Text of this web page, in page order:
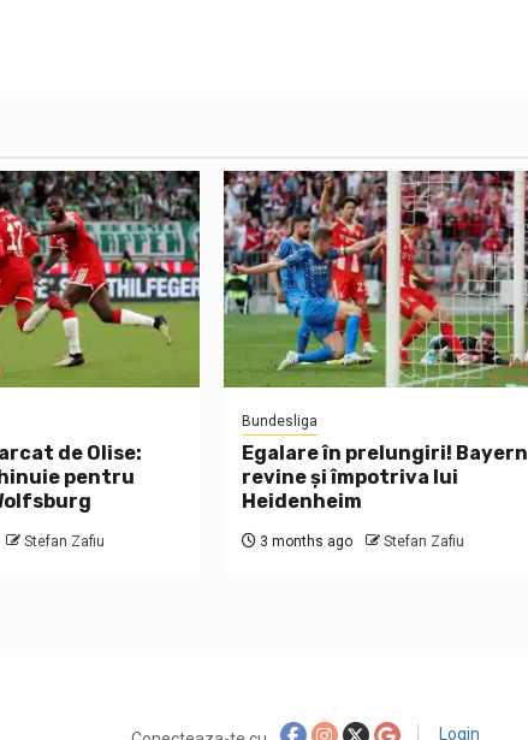
de Olise:
pentru
Stefan Zafiu
Bundesliga
Egalare în prelungiri! Bayern
revine și împotriva lui
Heidenheim
3 months ago Stefan Zafiu
Login